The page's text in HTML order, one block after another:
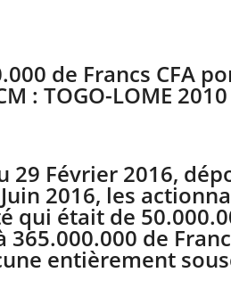
de Francs CFA
: TOGO-LOME
Février 2016,
2016, les
qui était de
de
entièrement